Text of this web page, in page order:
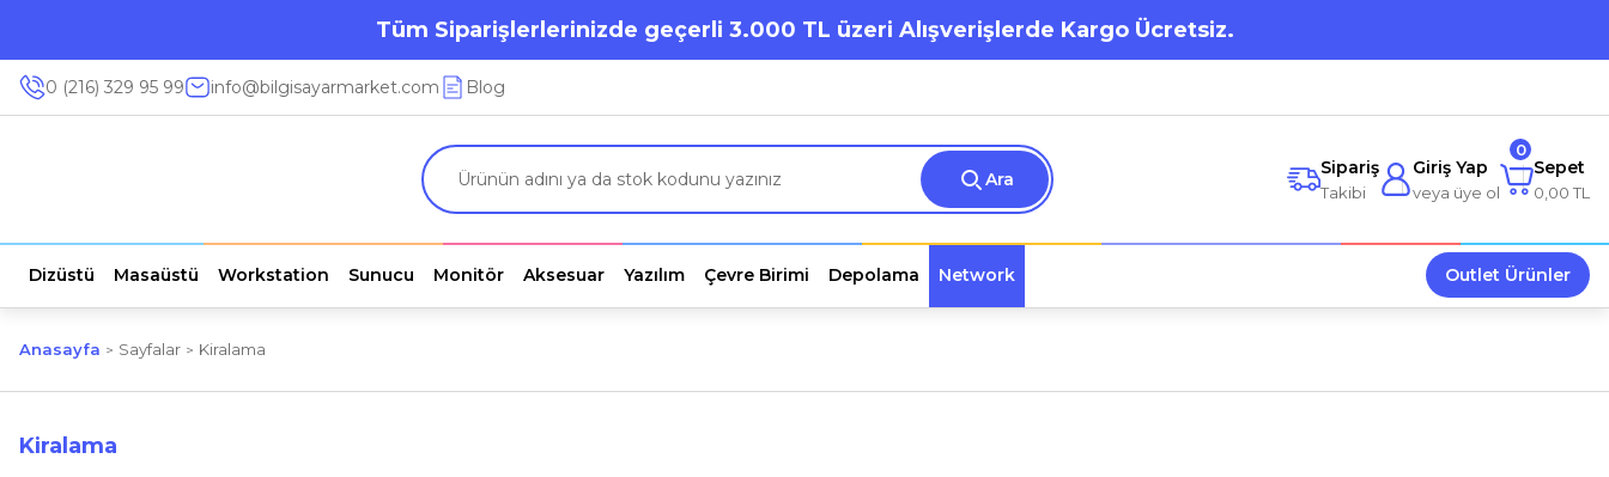
Tüm Siparişlerlerinizde geçerli 3.000 TL üzeri Alışverişlerde Kargo Ücretsiz.
0 (216) 329 95 99 info@bilgisayarmarket.com Blog
Ara
Sipariş
Takibi
Giriş Yap
veya üye ol
Sepet
0,00 TL
0
Dizüstü Masaüstü Workstation Sunucu Monitör Aksesuar Yazılım Çevre Birimi Depolama Network Outlet Ürünler
Anasayfa Sayfalar Kiralama
Kiralama